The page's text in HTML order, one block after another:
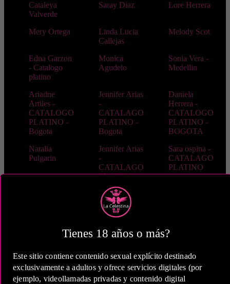
Tienes 18 años o más?
Este sitio contiene contenido sexual explícito destinado
exclusivamente a adultos y ofrece servicios digitales (por
ejemplo, videollamadas privadas y contenido digital
Cataleya
Valverde
Saray Diaz Lore Herrera
Mery Ortega
Linda Lucia
Callejas
Melody Scot
Edna Garzon
- Catalogo
platino
Monica
Agudelo
Sonia Vera -
Medellin
Ariadne
Artiles -
CATALOGO
PLATINO -
Bogota
Jennifer Arias
-
CATALAGO
PLATINO -
Bogota
Daniela
Herrera -
CATALOGO
PLATINO -
BOGOTA
Natalia
Pulgarin
Jennifer Arias
-
CATALAGO
PLATINO
Sara ospina -
CATALAGO
PLATINO
Paula Shar
Nataly
Verona
Ferrer
Neumann
Machado
-
CATALAGO
PLATINO